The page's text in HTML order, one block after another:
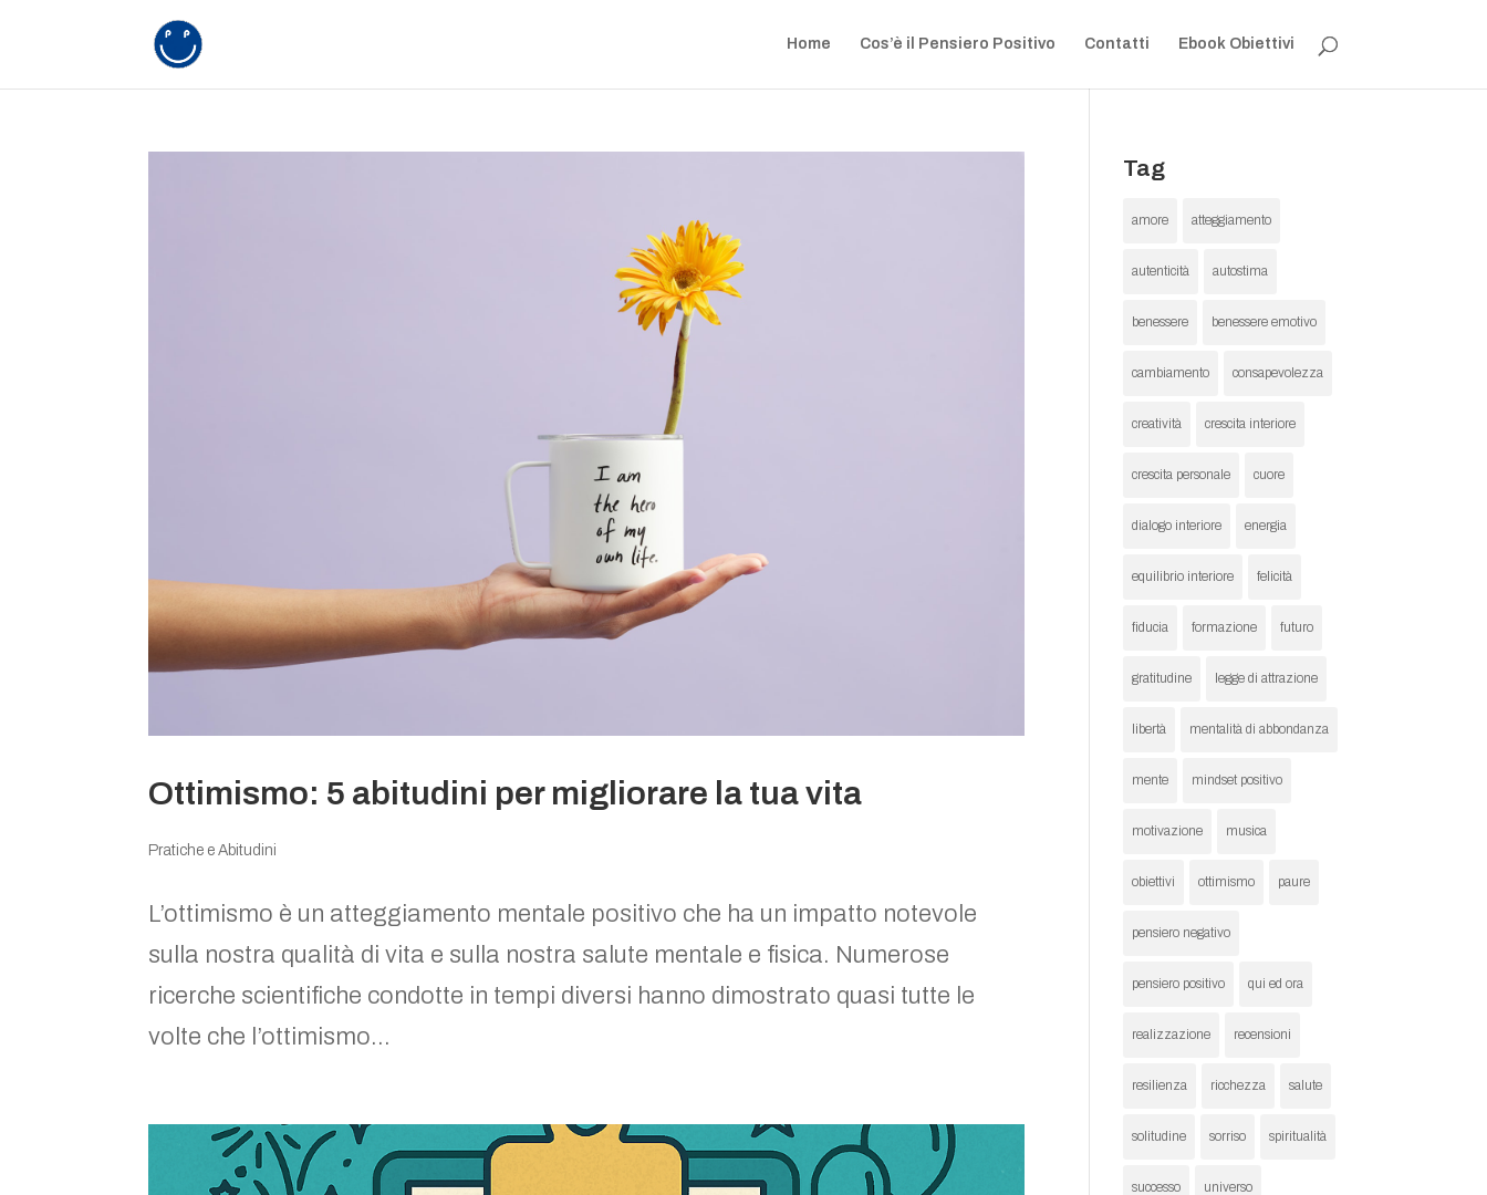
Home Cos’è il Pensiero Positivo Contatti Ebook Obiettivi
Ottimismo: 5 abitudini per migliorare la tua vita
Pratiche e Abitudini
L’ottimismo è un atteggiamento mentale positivo che ha un impatto notevole
sulla nostra qualità di vita e sulla nostra salute mentale e fisica. Numerose
ricerche scientifiche condotte in tempi diversi hanno dimostrato quasi tutte le
volte che l’ottimismo...
Tag
amore atteggiamento
autenticità autostima
benessere benessere emotivo
cambiamento consapevolezza
creatività crescita interiore
crescita personale cuore
dialogo interiore energia
equilibrio interiore felicità
fiducia formazione futuro
gratitudine legge di attrazione
libertà mentalità di abbondanza
mente mindset positivo
motivazione musica
obiettivi ottimismo paure
pensiero negativo
pensiero positivo qui ed ora
realizzazione recensioni
resilienza ricchezza salute
solitudine sorriso spiritualità
successo universo